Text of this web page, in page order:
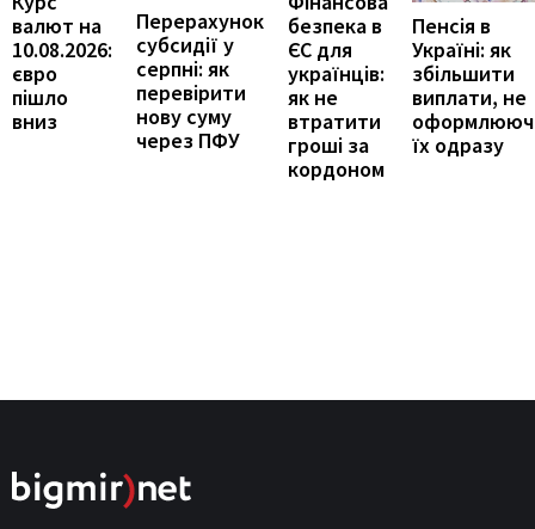
валют на
10.08.2026:
євро
пішло
вниз
Перерахунок
субсидії у
серпні: як
перевірити
нову суму
через ПФУ
безпека в
ЄС для
українців:
як не
втратити
гроші за
кордоном
Пенсія в
Україні: як
збільшити
виплати, не
їх одразу